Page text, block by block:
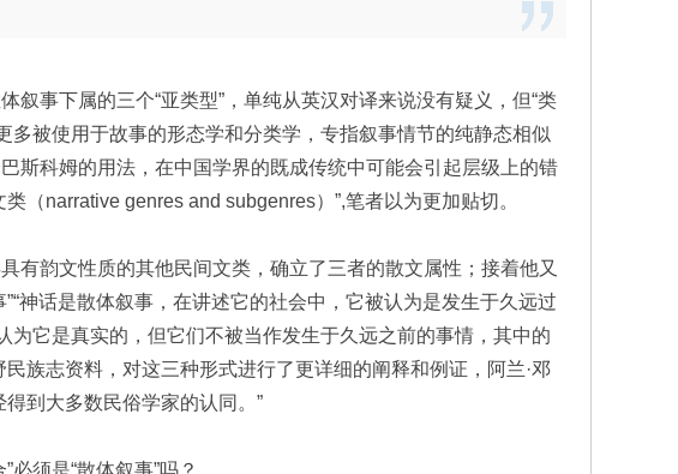
事下属的三个“亚类型”，单纯从英汉对译来说没有疑义，但“类
多被使用于故事的形态学和分类学，专指叙事情节的纯静态相似
斯科姆的用法，在中国学界的既成传统中可能会引起层级上的错
（narrative genres and subgenres）”,笔者以为更加贴切。
有韵文性质的其他民间文类，确立了三者的散文属性；接着他又
神话是散体叙事，在讲述它的社会中，它被认为是发生于久远过
为它是真实的，但它们不被当作发生于久远之前的事情，其中的
族志资料，对这三种形式进行了更详细的阐释和例证，阿兰·邓
到大多数民俗学家的认同。”
须是“散体叙事”吗？